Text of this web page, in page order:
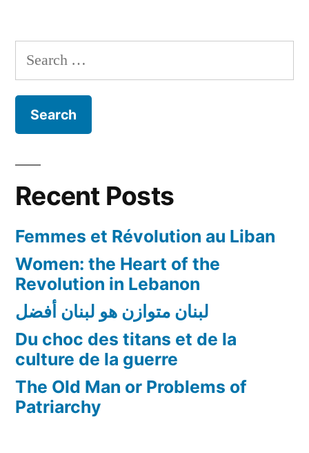
Search
for:
Recent Posts
Femmes et Révolution au Liban
Women: the Heart of the
Revolution in Lebanon
لبنان متوازن هو لبنان أفضل
Du choc des titans et de la
culture de la guerre
The Old Man or Problems of
Patriarchy